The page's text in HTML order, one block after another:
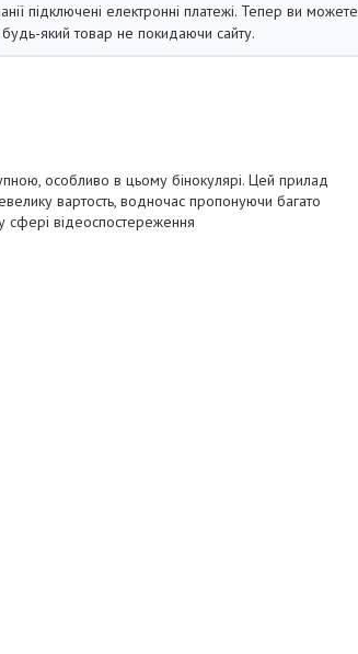
підключені електронні платежі. Тепер ви можете
будь-який товар не покидаючи сайту.
особливо в цьому бінокулярі. Цей прилад
вартость, водночас пропонуючи багато
сфері відеоспостереження